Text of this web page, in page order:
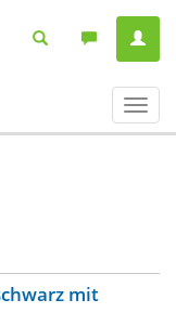
ein-/
mit